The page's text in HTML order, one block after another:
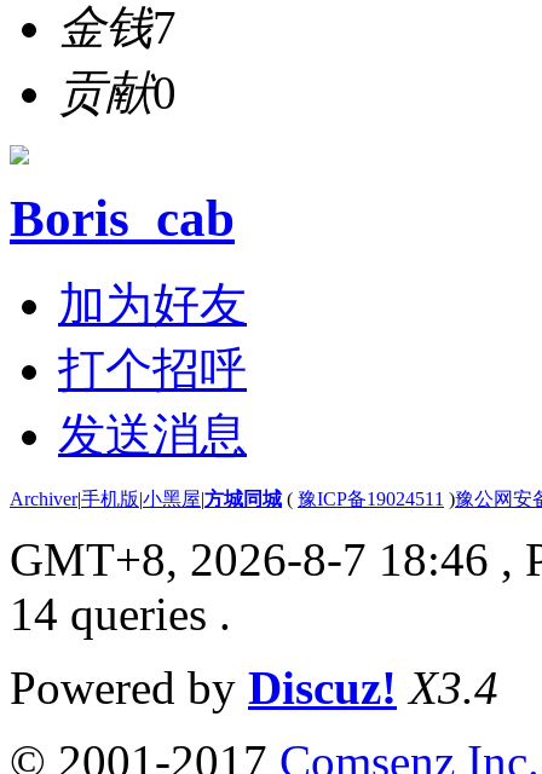
金钱7
贡献0
Boris_cab
加为好友
打个招呼
发送消息
Archiver|手机版|小黑屋|方城同城 ( 豫ICP备19024511 )豫公网安
GMT+8, 2026-8-7 18:46 ,
14 queries .
Powered by Discuz! X3.4
© 2001-2017 Comsenz Inc.